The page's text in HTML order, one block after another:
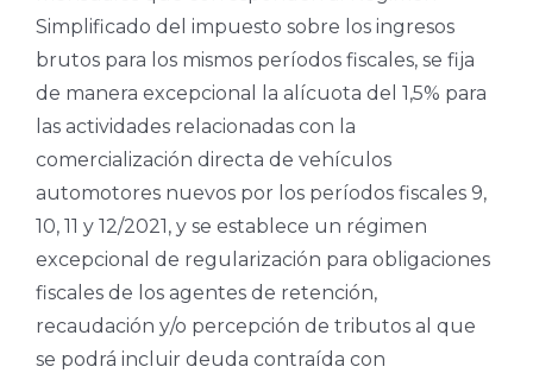
Simplificado del impuesto sobre los ingresos
brutos para los mismos períodos fiscales, se fija
de manera excepcional la alícuota del 1,5% para
las actividades relacionadas con la
comercialización directa de vehículos
automotores nuevos por los períodos fiscales 9,
10, 11 y 12/2021, y se establece un régimen
excepcional de regularización para obligaciones
fiscales de los agentes de retención,
recaudación y/o percepción de tributos al que
se podrá incluir deuda contraída con